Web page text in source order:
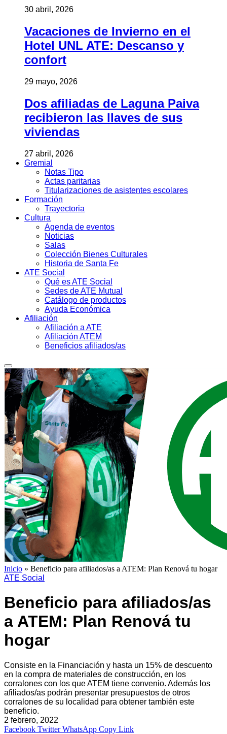
30 abril, 2026
Vacaciones de Invierno en el
Hotel UNL ATE: Descanso y
confort
29 mayo, 2026
Dos afiliadas de Laguna Paiva
recibieron las llaves de sus
viviendas
27 abril, 2026
Gremial
Notas Tipo
Actas paritarias
Titularizaciones de asistentes escolares
Formación
Trayectoria
Cultura
Agenda de eventos
Noticias
Salas
Colección Bienes Culturales
Historia de Santa Fe
ATE Social
Qué es ATE Social
Sedes de ATE Mutual
Catálogo de productos
Ayuda Económica
Afiliación
Afiliación a ATE
Afiliación ATEM
Beneficios afiliados/as
Inicio » Beneficio para afiliados/as a ATEM: Plan Renová tu hogar
ATE Social
Beneficio para afiliados/as
a ATEM: Plan Renová tu
hogar
Consiste en la Financiación y hasta un 15% de descuento
en la compra de materiales de construcción, en los
corralones con los que ATEM tiene convenio. Además los
afiliados/as podrán presentar presupuestos de otros
corralones de su localidad para obtener también este
beneficio.
2 febrero, 2022
Facebook Twitter WhatsApp Copy Link